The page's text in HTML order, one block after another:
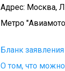
Адрес: Москва,
Метро
Бланк
О том, что